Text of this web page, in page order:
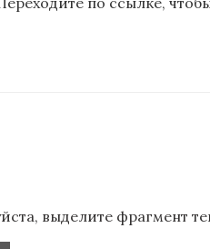
выделите фрагмент